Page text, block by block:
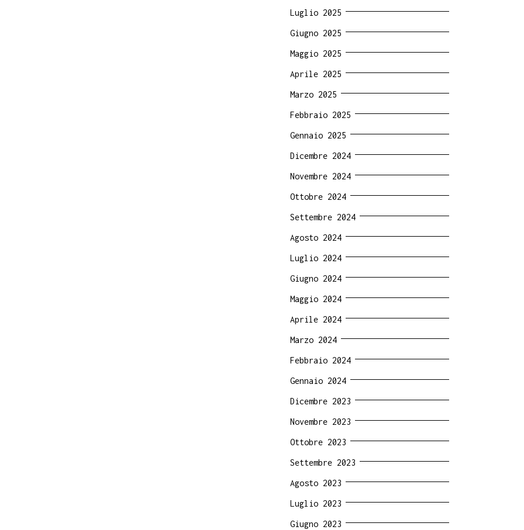
Luglio 2025
Giugno 2025
Maggio 2025
Aprile 2025
Marzo 2025
Febbraio 2025
Gennaio 2025
Dicembre 2024
Novembre 2024
Ottobre 2024
Settembre 2024
Agosto 2024
Luglio 2024
Giugno 2024
Maggio 2024
Aprile 2024
Marzo 2024
Febbraio 2024
Gennaio 2024
Dicembre 2023
Novembre 2023
Ottobre 2023
Settembre 2023
Agosto 2023
Luglio 2023
Giugno 2023